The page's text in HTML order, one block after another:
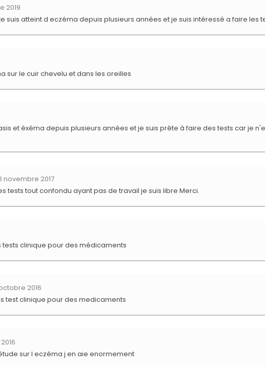
2019
suis atteint d eczéma depuis plusieurs années et je suis intéressé a faire les
sur le cuir chevelu et dans les oreilles
et éxéma depuis plusieurs années et je suis prête à faire des tests car je
novembre 2017
tests tout confondu ayant pas de travail je suis libre Merci.
clinique pour des médicaments
2016
test clinique pour des medicaments
sur l eczéma j en aie enormement